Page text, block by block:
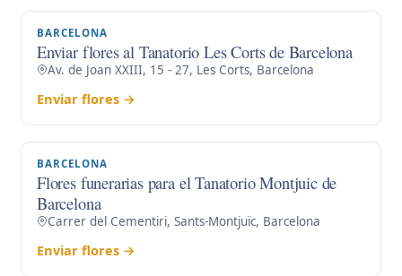
BARCELONA
Enviar flores al Tanatorio Les Corts de Barcelona
Av. de Joan XXIII, 15 - 27, Les Corts, Barcelona
Enviar flores →
BARCELONA
Flores funerarias para el Tanatorio Montjuic de
Barcelona
Carrer del Cementiri, Sants-Montjuïc, Barcelona
Enviar flores →